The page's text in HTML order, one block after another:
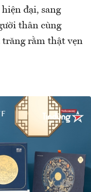
đại, sang
thân cùng
rằm thật vẹn